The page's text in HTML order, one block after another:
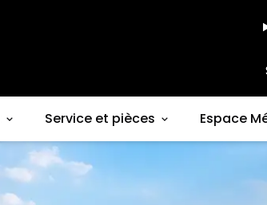
Service et pièces Espace